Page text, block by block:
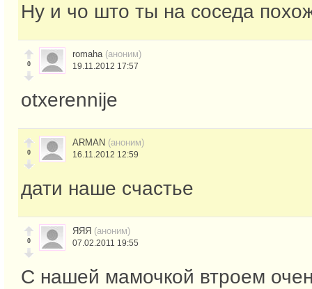
Ну и чо што ты на соседа
0
romaha (аноним)
19.11.2012 17:57
otxerennije
0
ARMAN (аноним)
16.11.2012 12:59
дати наше счастье
0
ЯЯЯ (аноним)
07.02.2011 19:55
С нашей мамочкой втроем